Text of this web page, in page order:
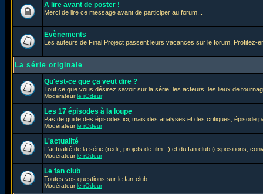
A lire avant de poster !
Merci de lire ce message avant de participer au forum...
Evènements
Les auteurs de Final Project passent leurs vacances sur le forum. Profitez-
La série originale
Qu'est-ce que ça veut dire ?
Tout ce que vous désirez savoir sur la série, les acteurs, les lieux de
Modérateurle rOdeur
Les 17 épisodes à la loupe
Pas de guide des épisodes ici, mais des analyses et des critiques, épisode
Modérateurle rOdeur
L'actualité
L'actualité de la série (redif, projets de film...) et du fan club (expositions,
Modérateurle rOdeur
Le fan club
Toutes vos questions sur le fan-club
Modérateurle rOdeur